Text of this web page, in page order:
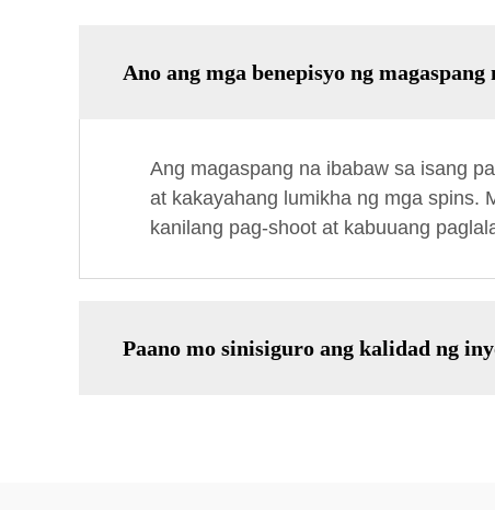
Ano ang mga benepisyo ng
Ang magaspang na ibabaw sa isang
at kakayahang lumikha ng mga spins.
kanilang pag-shoot at kabuuang
Paano mo sinisiguro ang kalidad ng